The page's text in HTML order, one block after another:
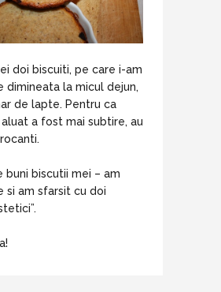
doi biscuiti, pe care i-am
dimineata la micul dejun,
de lapte. Pentru ca
a fost mai subtire, au
buni biscutii mei – am
si am sfarsit cu doi